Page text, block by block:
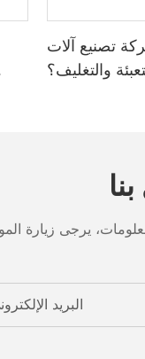
تصنيع آلات
والتغليف؟
البريد